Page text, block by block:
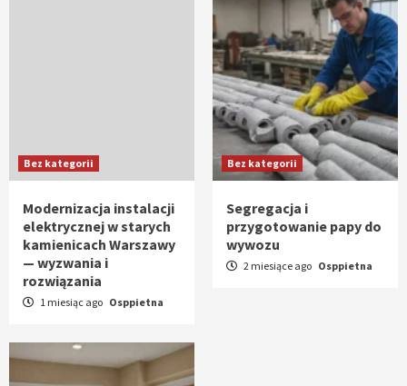
Bez kategorii
Modernizacja instalacji
elektrycznej w starych
kamienicach Warszawy
— wyzwania i
rozwiązania
1 miesiąc ago Osppietna
Bez kategorii
Segregacja i
przygotowanie papy do
wywozu
2 miesiące ago Osppietna